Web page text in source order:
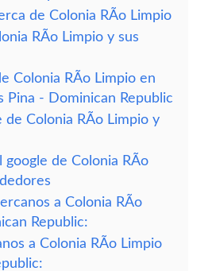
de Colonia RÃ­o Limpio
RÃ­o Limpio y sus
Colonia RÃ­o Limpio en
Pina - Dominican Republic
de Colonia RÃ­o Limpio y
google de Colonia RÃ­o
a Colonia RÃ­o
Republic:
a Colonia RÃ­o Limpio